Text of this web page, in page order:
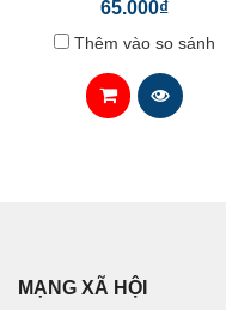
65.000₫
Thêm vào so sánh
MẠNG XÃ HỘI